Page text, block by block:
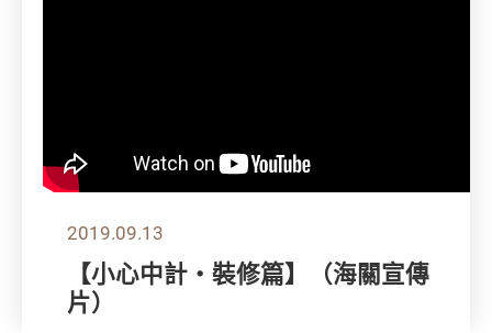
2019.09.13
【小心中計‧裝修篇】（海關宣傳
片）